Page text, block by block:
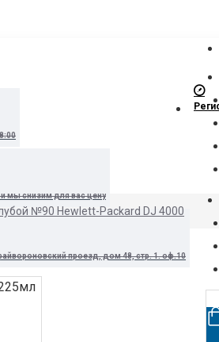
мы снизим для вас цену
проезд, дом 48, стр. 1. оф.10
№90 Hewlett-Packard DJ 4000